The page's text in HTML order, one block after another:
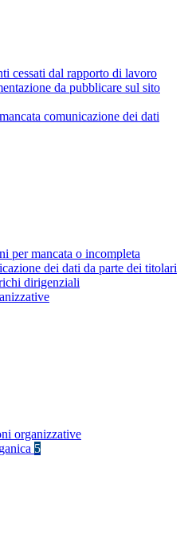
cessati dal rapporto di lavoro
da pubblicare sul sito
comunicazione dei dati
per mancata o incompleta
dei dati da parte dei titolari
dirigenziali
organizzative
5